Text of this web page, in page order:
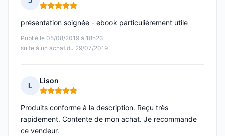
Note : 5 sur 5
Publié le 05/08/2019 à 18h23
suite à un achat du 29/07/2019
présentation soignée - ebook particulièrement utile
L
Lison
Note : 5 sur 5
Produits conforme à la description. Reçu très
rapidement. Contente de mon achat. Je recommande
ce vendeur.